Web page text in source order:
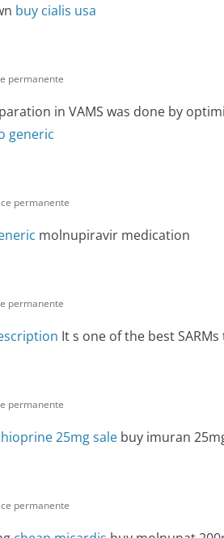
buy cialis usa
permanente
in VAMS was done by
generic
permanente
molnupiravir medication
permanente
It s one of the best
permanente
25mg sale buy imuran
permanente